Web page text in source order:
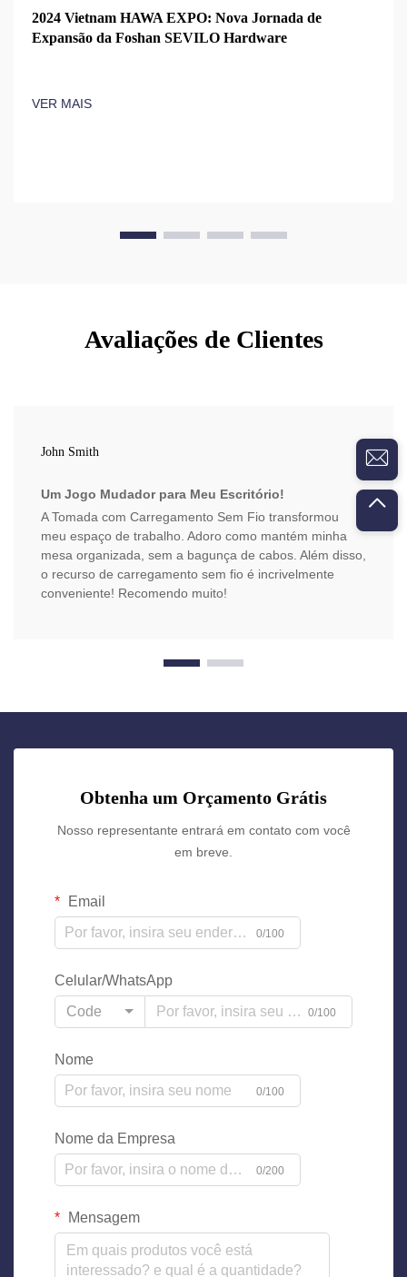
2024 Vietnam HAWA EXPO: Nova Jornada de
Expansão da Foshan SEVILO Hardware
VER MAIS
Avaliações de Clientes
John Smith
Um Jogo Mudador para Meu Escritório!
A Tomada com Carregamento Sem Fio transformou
meu espaço de trabalho. Adoro como mantém minha
mesa organizada, sem a bagunça de cabos. Além disso,
o recurso de carregamento sem fio é incrivelmente
conveniente! Recomendo muito!
Obtenha um Orçamento Grátis
Nosso representante entrará em contato com você
em breve.
Email
0/100
Celular/WhatsApp
Code
0/100
Nome
0/100
Nome da Empresa
0/200
Mensagem